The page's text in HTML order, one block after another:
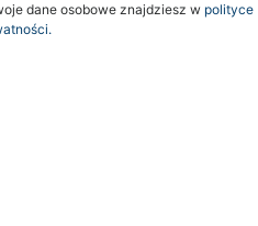
dane osobowe znajdziesz w polityce